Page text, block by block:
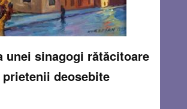
unei sinagogi rătăcitoare
deosebite